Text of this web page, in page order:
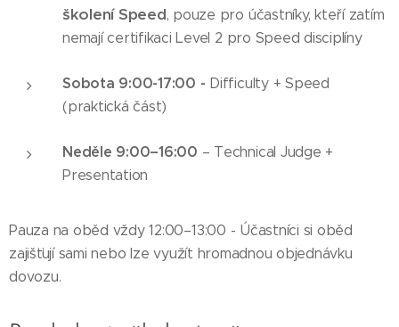
školení Speed, pouze pro účastníky, kteří zatím
nemají certifikaci Level 2 pro Speed disciplíny
Sobota 9:00-17:00 - Difficulty + Speed
(praktická část)
Neděle 9:00–16:00 – Technical Judge +
Presentation
Pauza na oběd vždy 12:00–13:00 - Účastníci si oběd
zajišťují sami nebo lze využít hromadnou objednávku
dovozu.